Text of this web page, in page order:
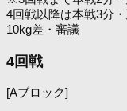
4回戦以降は本戦3分
10kg差・審議
4回戦
[Aブロック]